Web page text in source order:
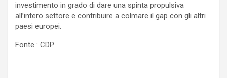
investimento in grado di dare una spinta propulsiva
all’intero settore e contribuire a colmare il gap con gli altri
paesi europei.
Fonte : CDP